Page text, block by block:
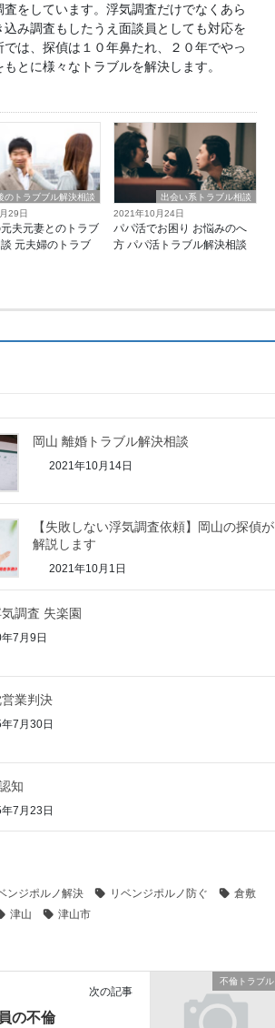
をしています。浮気調査だけでなくあら
み調査もしたうえ面談員としても対応を
は、探偵は１０年鼻たれ、２０年でやっ
とに様々なトラブルを解決します。
のトラブブル解決相談
29日
夫元妻とのトラブ
元夫婦のトラブ
出会い系トラブル相談
2021年10月24日
パパ活でお困り お悩みのへ
方 パパ活トラブル解決相談
岡山 離婚トラブル解決相談
2021年10月14日
【失敗しない浮気調査依頼】岡山の探偵が
解説します
2021年10月1日
調査 失楽園
7月9日
業判決
7月30日
知
7月23日
ンジポルノ解決 リベンジポルノ防ぐ
倉敷
津山 津山市
不倫トラブル
次の記事
の不倫